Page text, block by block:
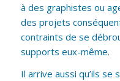
à des graphistes ou
des projets
contraints de se
supports eux-même.
Il arrive aussi qu’ils se